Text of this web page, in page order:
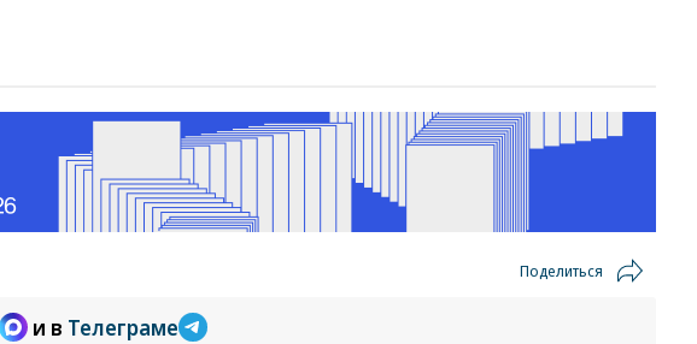
Поделиться
и в Телеграме